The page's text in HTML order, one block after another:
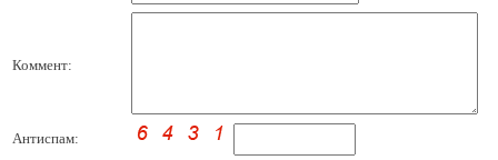
Коммент:
Антиспам: